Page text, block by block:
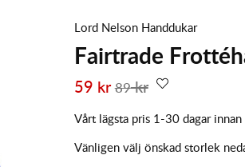
Lord Nelson Handdukar
Fairtrade
89kr
59 kr
Vårt lägsta pris 1-30 dagar
Vänligen välj önskad storlek